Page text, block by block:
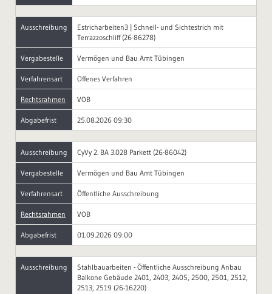
Ausschreibung
Estricharbeiten3 | Schnell- und Sichtestrich mit
Terrazzoschliff (26-86278)
Vergabestelle Vermögen und Bau Amt Tübingen
Verfahrensart Offenes Verfahren
Rechtsrahmen VOB
Abgabefrist 25.08.2026 09:30
Ausschreibung CyVy 2. BA 3.028 Parkett (26-86042)
Vergabestelle Vermögen und Bau Amt Tübingen
Verfahrensart Öffentliche Ausschreibung
Rechtsrahmen VOB
Abgabefrist 01.09.2026 09:00
Ausschreibung
Stahlbauarbeiten - Öffentliche Ausschreibung Anbau
Balkone Gebäude 2401, 2403, 2405, 2500, 2501, 2512,
2513, 2519 (26-16220)